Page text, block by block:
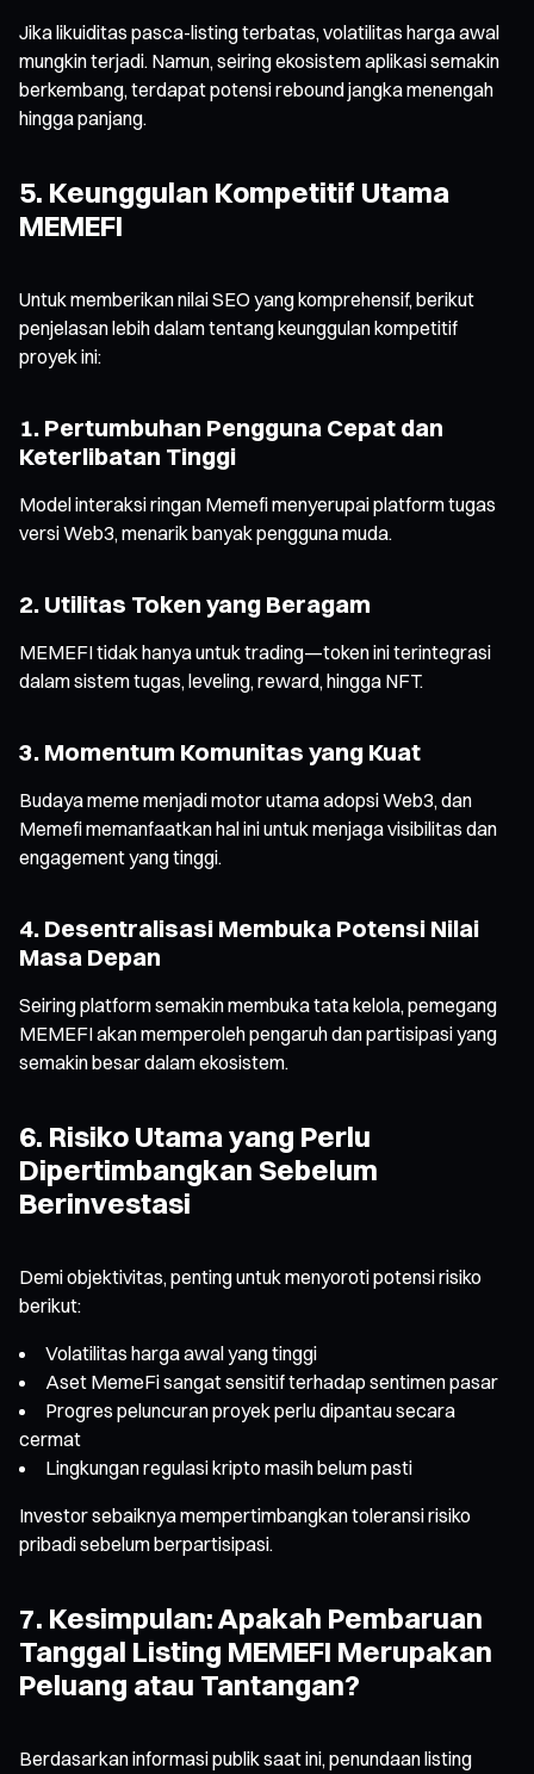
Jika likuiditas pasca-listing terbatas, volatilitas harga awal
mungkin terjadi. Namun, seiring ekosistem aplikasi semakin
berkembang, terdapat potensi rebound jangka menengah
hingga panjang.
5. Keunggulan Kompetitif Utama
MEMEFI
Untuk memberikan nilai SEO yang komprehensif, berikut
penjelasan lebih dalam tentang keunggulan kompetitif
proyek ini:
1. Pertumbuhan Pengguna Cepat dan
Keterlibatan Tinggi
Model interaksi ringan Memefi menyerupai platform tugas
versi Web3, menarik banyak pengguna muda.
2. Utilitas Token yang Beragam
MEMEFI tidak hanya untuk trading—token ini terintegrasi
dalam sistem tugas, leveling, reward, hingga NFT.
3. Momentum Komunitas yang Kuat
Budaya meme menjadi motor utama adopsi Web3, dan
Memefi memanfaatkan hal ini untuk menjaga visibilitas dan
engagement yang tinggi.
4. Desentralisasi Membuka Potensi Nilai
Masa Depan
Seiring platform semakin membuka tata kelola, pemegang
MEMEFI akan memperoleh pengaruh dan partisipasi yang
semakin besar dalam ekosistem.
6. Risiko Utama yang Perlu
Dipertimbangkan Sebelum
Berinvestasi
Demi objektivitas, penting untuk menyoroti potensi risiko
berikut:
Volatilitas harga awal yang tinggi
Aset MemeFi sangat sensitif terhadap sentimen pasar
Progres peluncuran proyek perlu dipantau secara
cermat
Lingkungan regulasi kripto masih belum pasti
Investor sebaiknya mempertimbangkan toleransi risiko
pribadi sebelum berpartisipasi.
7. Kesimpulan: Apakah Pembaruan
Tanggal Listing MEMEFI Merupakan
Peluang atau Tantangan?
Berdasarkan informasi publik saat ini, penundaan listing